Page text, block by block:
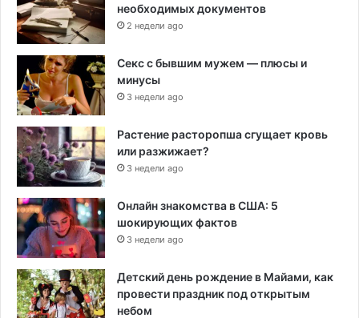
необходимых документов
2 недели ago
Секс с бывшим мужем — плюсы и
минусы
3 недели ago
Растение расторопша сгущает кровь
или разжижает?
3 недели ago
Онлайн знакомства в США: 5
шокирующих фактов
3 недели ago
Детский день рождение в Майами, как
провести праздник под открытым
небом